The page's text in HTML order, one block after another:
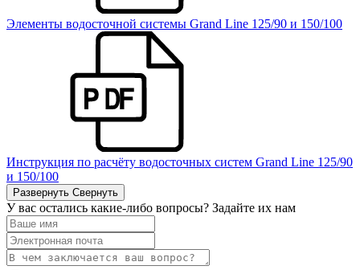
Элементы водосточной системы Grand Line 125/90 и 150/100
Инструкция по расчёту водосточных систем Grand Line 125/90
и 150/100
Развернуть Свернуть
У вас остались какие-либо вопросы? Задайте их нам